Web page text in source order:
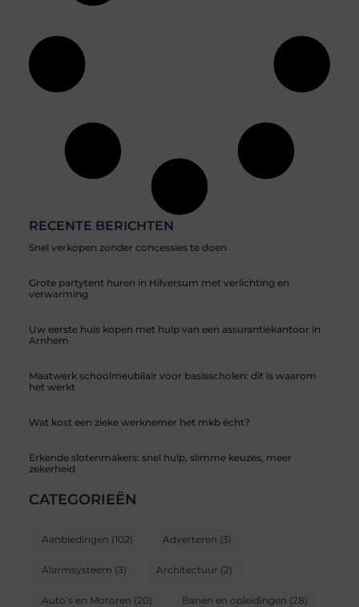
RECENTE BERICHTEN
Snel verkopen zonder concessies te doen
Grote partytent huren in Hilversum met verlichting en
verwarming
Uw eerste huis kopen met hulp van een assurantiekantoor in
Arnhem
Maatwerk schoolmeubilair voor basisscholen: dit is waarom
het werkt
Wat kost een zieke werknemer het mkb écht?
Erkende slotenmakers: snel hulp, slimme keuzes, meer
zekerheid
CATEGORIEËN
Aanbiedingen (102) Adverteren (3)
Alarmsysteem (3) Architectuur (2)
Auto’s en Motoren (20) Banen en opleidingen (28)